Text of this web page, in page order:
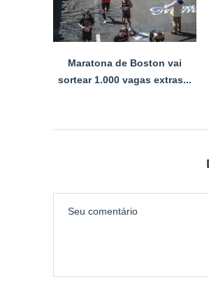
Maratona de Boston vai
sortear 1.000 vagas extras...